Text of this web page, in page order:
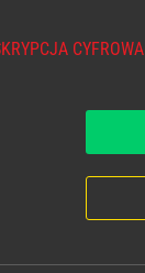
CYFROWA